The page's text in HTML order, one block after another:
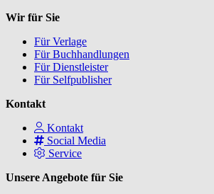
Wir für Sie
Für Verlage
Für Buchhandlungen
Für Dienstleister
Für Selfpublisher
Kontakt
Kontakt
Social Media
Service
Unsere Angebote für Sie